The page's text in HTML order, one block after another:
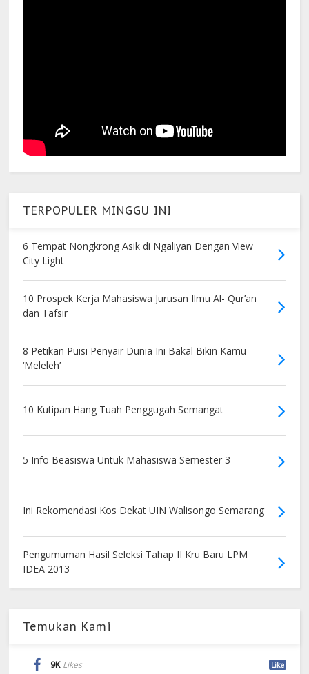
TERPOPULER MINGGU INI
6 Tempat Nongkrong Asik di Ngaliyan Dengan View
City Light
10 Prospek Kerja Mahasiswa Jurusan Ilmu Al- Qur’an
dan Tafsir
8 Petikan Puisi Penyair Dunia Ini Bakal Bikin Kamu
‘Meleleh’
10 Kutipan Hang Tuah Penggugah Semangat
5 Info Beasiswa Untuk Mahasiswa Semester 3
Ini Rekomendasi Kos Dekat UIN Walisongo Semarang
Pengumuman Hasil Seleksi Tahap II Kru Baru LPM
IDEA 2013
Temukan Kami
9K Likes Like